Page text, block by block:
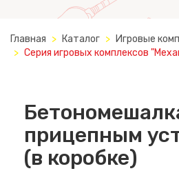
Главная Каталог
Игровые
Серия игровых комплексов
прицепным
(в коробке)